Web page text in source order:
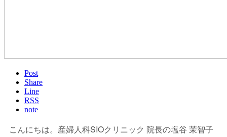
Post
Share
Line
RSS
note
こんにちは。産婦人科SIOクリニック 院長の塩谷 茉智子